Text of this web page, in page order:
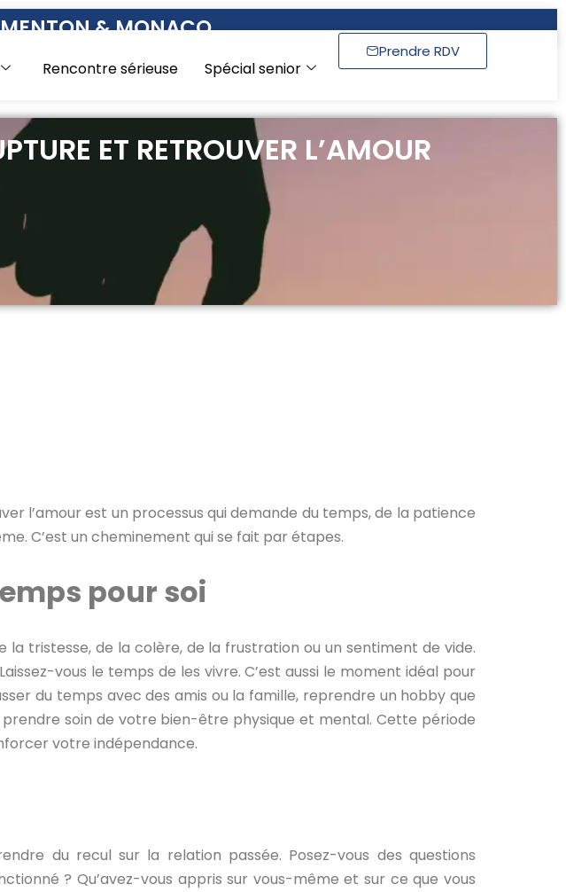
& MONACO
Rencontre sérieuse Spécial senior
Prendre RDV
ET RETROUVER L’AMOUR
l’amour est un processus qui demande du temps, de la patience
C’est un cheminement qui se fait par étapes.
pour soi
tristesse, de la colère, de la frustration ou un sentiment de vide.
vous le temps de les vivre. C’est aussi le moment idéal pour
du temps avec des amis ou la famille, reprendre un hobby que
soin de votre bien-être physique et mental. Cette période
votre indépendance.
du recul sur la relation passée. Posez-vous des questions
? Qu’avez-vous appris sur vous-même et sur ce que vous